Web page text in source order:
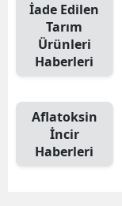
İade Edilen
Tarım
Ürünleri
Haberleri
Aflatoksin
İncir
Haberleri